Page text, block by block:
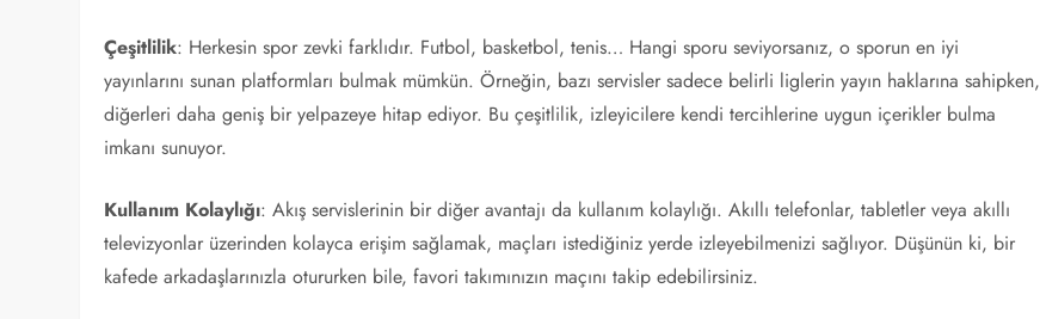
Çeşitlilik: Herkesin spor zevki farklıdır. Futbol, basketbol, tenis… Hangi sporu seviyorsanız, o sporun en iyi
yayınlarını sunan platformları bulmak mümkün. Örneğin, bazı servisler sadece belirli liglerin yayın haklarına sahipken,
diğerleri daha geniş bir yelpazeye hitap ediyor. Bu çeşitlilik, izleyicilere kendi tercihlerine uygun içerikler bulma
imkanı sunuyor.
Kullanım Kolaylığı: Akış servislerinin bir diğer avantajı da kullanım kolaylığı. Akıllı telefonlar, tabletler veya akıllı
televizyonlar üzerinden kolayca erişim sağlamak, maçları istediğiniz yerde izleyebilmenizi sağlıyor. Düşünün ki, bir
kafede arkadaşlarınızla otururken bile, favori takımınızın maçını takip edebilirsiniz.